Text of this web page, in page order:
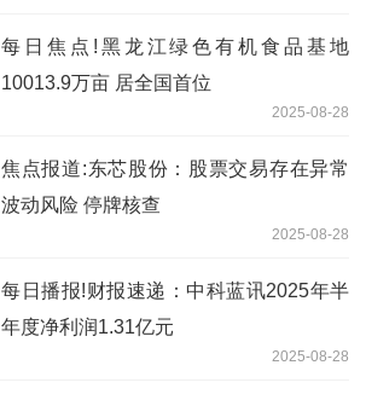
每日焦点!黑龙江绿色有机食品基地
10013.9万亩 居全国首位
2025-08-28
焦点报道:东芯股份：股票交易存在异常
波动风险 停牌核查
2025-08-28
每日播报!财报速递：中科蓝讯2025年半
年度净利润1.31亿元
2025-08-28